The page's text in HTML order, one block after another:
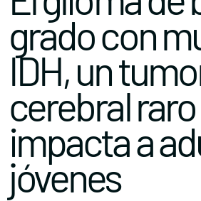
grado con
IDH, un
cerebral
impacta a
jóvenes